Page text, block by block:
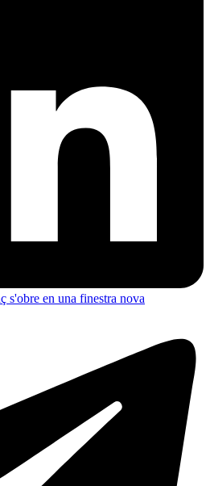
s'obre en una finestra nova